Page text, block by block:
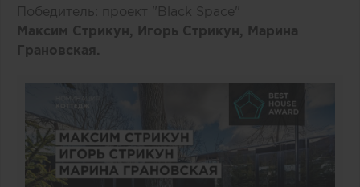
Победитель: проект "Black Space"
Максим Стрикун, Игорь Стрикун, Марина
Грановская.